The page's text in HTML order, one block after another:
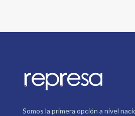
Somos la primera opción a nivel